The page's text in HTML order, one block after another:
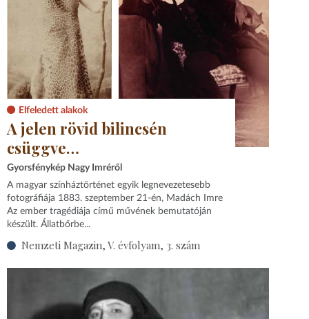
Elfeledett alakok
A jelen rövid bilincsén
csüggve…
Gyorsfénykép Nagy Imréről
A magyar színháztörténet egyik legnevezetesebb
fotográfiája 1883. szeptember 21-én, Madách Imre
Az ember tragédiája című művének bemutatóján
készült. Állatbőrbe...
Nemzeti Magazin, V. évfolyam, 3. szám